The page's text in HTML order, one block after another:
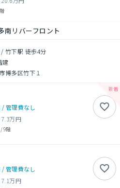
南リバーフロント
竹下駅 徒歩4分
建
博多区竹下１
/管理費なし
7.3万円
/9階
/管理費なし
7.1万円